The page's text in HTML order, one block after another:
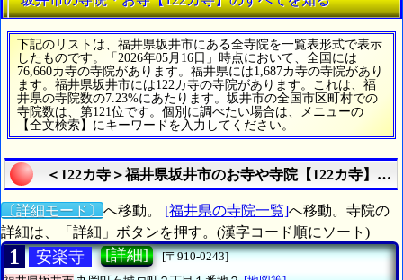
下記のリストは、福井県坂井市にある全寺院を一覧表形式で表示
したものです。「2026年05月16日」時点において、全国には
76,660カ寺の寺院があります。福井県には1,687カ寺の寺院があり
ます。福井県坂井市には122カ寺の寺院があります。これは、福
井県の寺院数の7.23%にあたります。坂井市の全国市区町村での
寺院数は、第121位です。個別に調べたい場合は、メニューの
【全文検索】にキーワードを入力してください。
＜122カ寺＞福井県坂井市のお寺や寺院【122カ寺】を
〔詳細モード〕 へ移動。 [福井県の寺院一覧]へ移動。寺院の
詳細は、「詳細」ボタンを押す。(漢字コード順にソート)
1 安楽寺 [詳細]
[〒910-0243]